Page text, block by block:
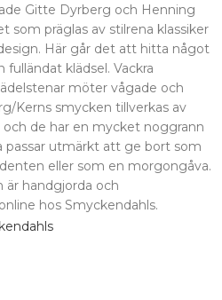
Gitte Dyrberg och Henning
som präglas av stilrena klassiker
Här går det att hitta något
fulländat klädsel. Vackra
möter vågade och
Kerns smycken tillverkas av
och de har en mycket noggrann
passar utmärkt att ge bort som
eller som en morgongåva.
är handgjorda och
hos Smyckendahls.